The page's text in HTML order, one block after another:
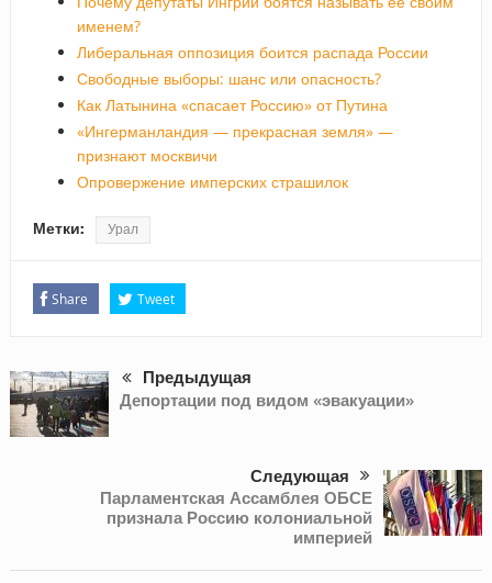
именем?
Либеральная оппозиция боится распада России
Свободные выборы: шанс или опасность?
Как Латынина «спасает Россию» от Путина
«Ингерманландия — прекрасная земля» —
признают москвичи
Опровержение имперских страшилок
Метки: Урал
Share Tweet
Предыдущая
Депортации под видом «эвакуации»
Следующая
Парламентская Ассамблея ОБСЕ
признала Россию колониальной
империей